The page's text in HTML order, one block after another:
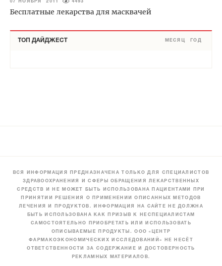
07 НОЯБРЯ 2011 4493
Бесплатные лекарства для масквачей
ТОП ДАЙДЖЕСТ МЕСЯЦ ГОД
ВСЯ ИНФОРМАЦИЯ ПРЕДНАЗНАЧЕНА ТОЛЬКО ДЛЯ СПЕЦИАЛИСТОВ
ЗДРАВООХРАНЕНИЯ И СФЕРЫ ОБРАЩЕНИЯ ЛЕКАРСТВЕННЫХ
СРЕДСТВ И НЕ МОЖЕТ БЫТЬ ИСПОЛЬЗОВАНА ПАЦИЕНТАМИ ПРИ
ПРИНЯТИИ РЕШЕНИЯ О ПРИМЕНЕНИИ ОПИСАННЫХ МЕТОДОВ
ЛЕЧЕНИЯ И ПРОДУКТОВ. ИНФОРМАЦИЯ НА САЙТЕ НЕ ДОЛЖНА
БЫТЬ ИСПОЛЬЗОВАНА КАК ПРИЗЫВ К НЕСПЕЦИАЛИСТАМ
САМОСТОЯТЕЛЬНО ПРИОБРЕТАТЬ ИЛИ ИСПОЛЬЗОВАТЬ
ОПИСЫВАЕМЫЕ ПРОДУКТЫ. ООО «ЦЕНТР
ФАРМАКОЭКОНОМИЧЕСКИХ ИССЛЕДОВАНИЙ» НЕ НЕСЁТ
ОТВЕТСТВЕННОСТИ ЗА СОДЕРЖАНИЕ И ДОСТОВЕРНОСТЬ
РЕКЛАМНЫХ МАТЕРИАЛОВ.